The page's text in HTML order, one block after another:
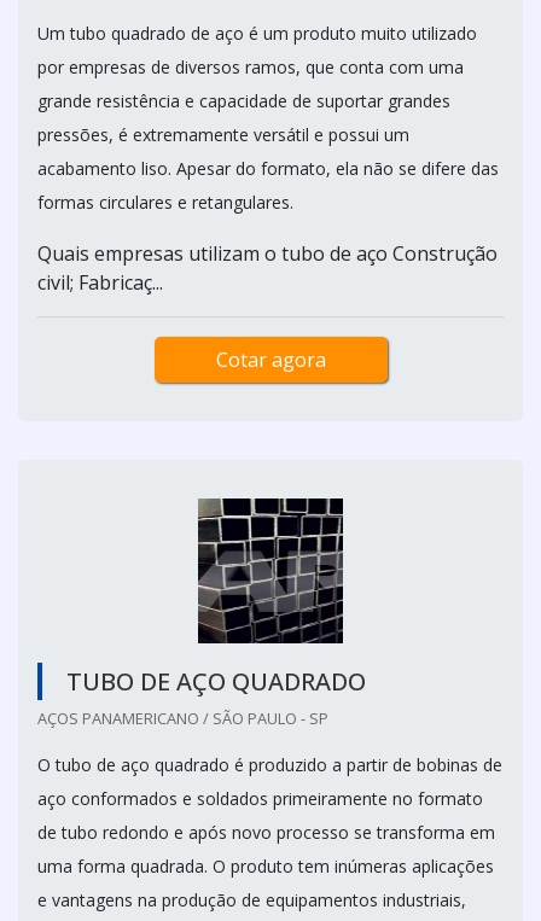
Um tubo quadrado de aço é um produto muito utilizado
por empresas de diversos ramos, que conta com uma
grande resistência e capacidade de suportar grandes
pressões, é extremamente versátil e possui um
acabamento liso. Apesar do formato, ela não se difere das
formas circulares e retangulares.
Quais empresas utilizam o tubo de aço Construção
civil; Fabricaç...
Cotar agora
TUBO DE AÇO QUADRADO
AÇOS PANAMERICANO / SÃO PAULO - SP
O tubo de aço quadrado é produzido a partir de bobinas de
aço conformados e soldados primeiramente no formato
de tubo redondo e após novo processo se transforma em
uma forma quadrada. O produto tem inúmeras aplicações
e vantagens na produção de equipamentos industriais,